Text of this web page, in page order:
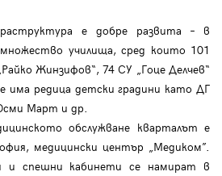
е добре развита – в
училища, сред които 101
Жинзифов“, 74 СУ „Гоце Делчев“
има редица детски градини като ДГ
Март и др.
обслужване кварталът е
медицински център „Медиком”.
и спешни кабинети се намират в